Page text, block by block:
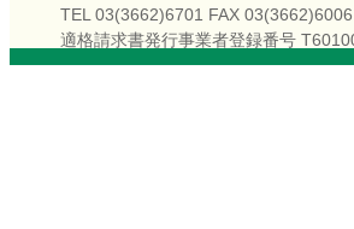
TEL 03(3662)6701 FAX 03(3662)6006
適格請求書発行事業者登録番号